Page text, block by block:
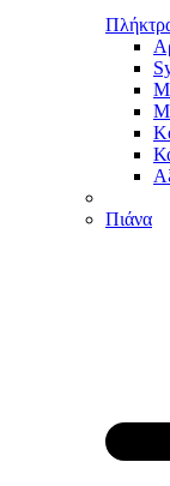
Πιάνα